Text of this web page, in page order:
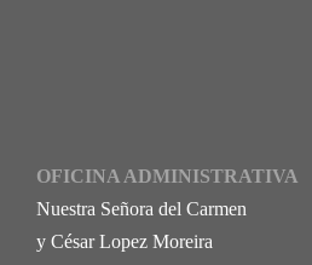
OFICINA ADMINISTRATIVA
Nuestra Señora del Carmen
y César Lopez Moreira